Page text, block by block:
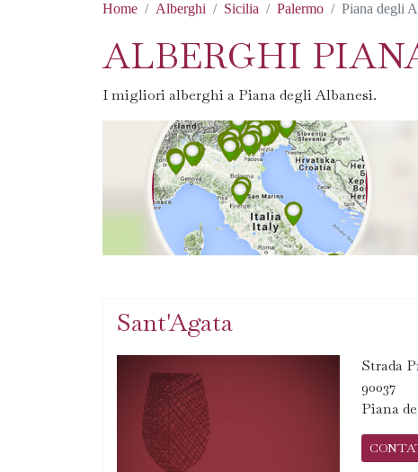
Home Alberghi Sicilia Palermo Piana degli
ALBERGHI
I migliori alberghi a Piana degli Albanesi.
Sant'Agata
Strada
90037
Piana